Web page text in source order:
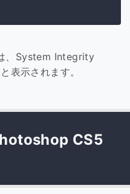
、System Integrity
示されます。
CS5